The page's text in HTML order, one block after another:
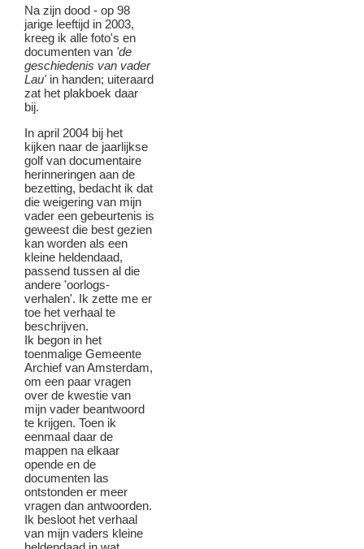
Na zijn dood - op 98
jarige leeftijd in 2003,
kreeg ik alle foto's en
documenten van 'de
geschiedenis van vader
Lau' in handen; uiteraard
zat het plakboek daar
bij.
In april 2004 bij het
kijken naar de jaarlijkse
golf van documentaire
herinneringen aan de
bezetting, bedacht ik dat
die weigering van mijn
vader een gebeurtenis is
geweest die best gezien
kan worden als een
kleine heldendaad,
passend tussen al die
andere 'oorlogs-
verhalen'. Ik zette me er
toe het verhaal te
beschrijven.
Ik begon in het
toenmalige Gemeente
Archief van Amsterdam,
om een paar vragen
over de kwestie van
mijn vader beantwoord
te krijgen. Toen ik
eenmaal daar de
mappen na elkaar
opende en de
documenten las
ontstonden er meer
vragen dan antwoorden.
Ik besloot het verhaal
van mijn vaders kleine